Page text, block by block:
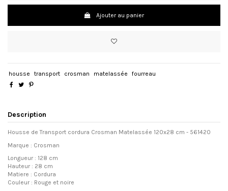
Ajouter au panier
housse transport crosman matelassée fourreau
Description
Housse de Transport cordura Crosman Matelassée 120x28 cm - 561420
Marque : Crosman
Longueur : 128 cm
Hauteur : 28 cm
Matiere : Cordura
Couleur : Rouge et noire